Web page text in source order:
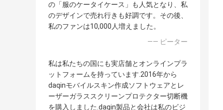
の「服のケータイケース」も人気となり、私
のデザインで売れ行きも好調です。その後、
私のファンは10,000人増えました。
—— ピーター
私は私たちの国にも実店舗とオンラインプラ
ットフォームを持っています.2016年から
daqinモバイルスキン作成ソフトウェアとレ
ーザーガラススクリーンプロテクター切断機
を購入しました.daqin製品と会社は私のビジ